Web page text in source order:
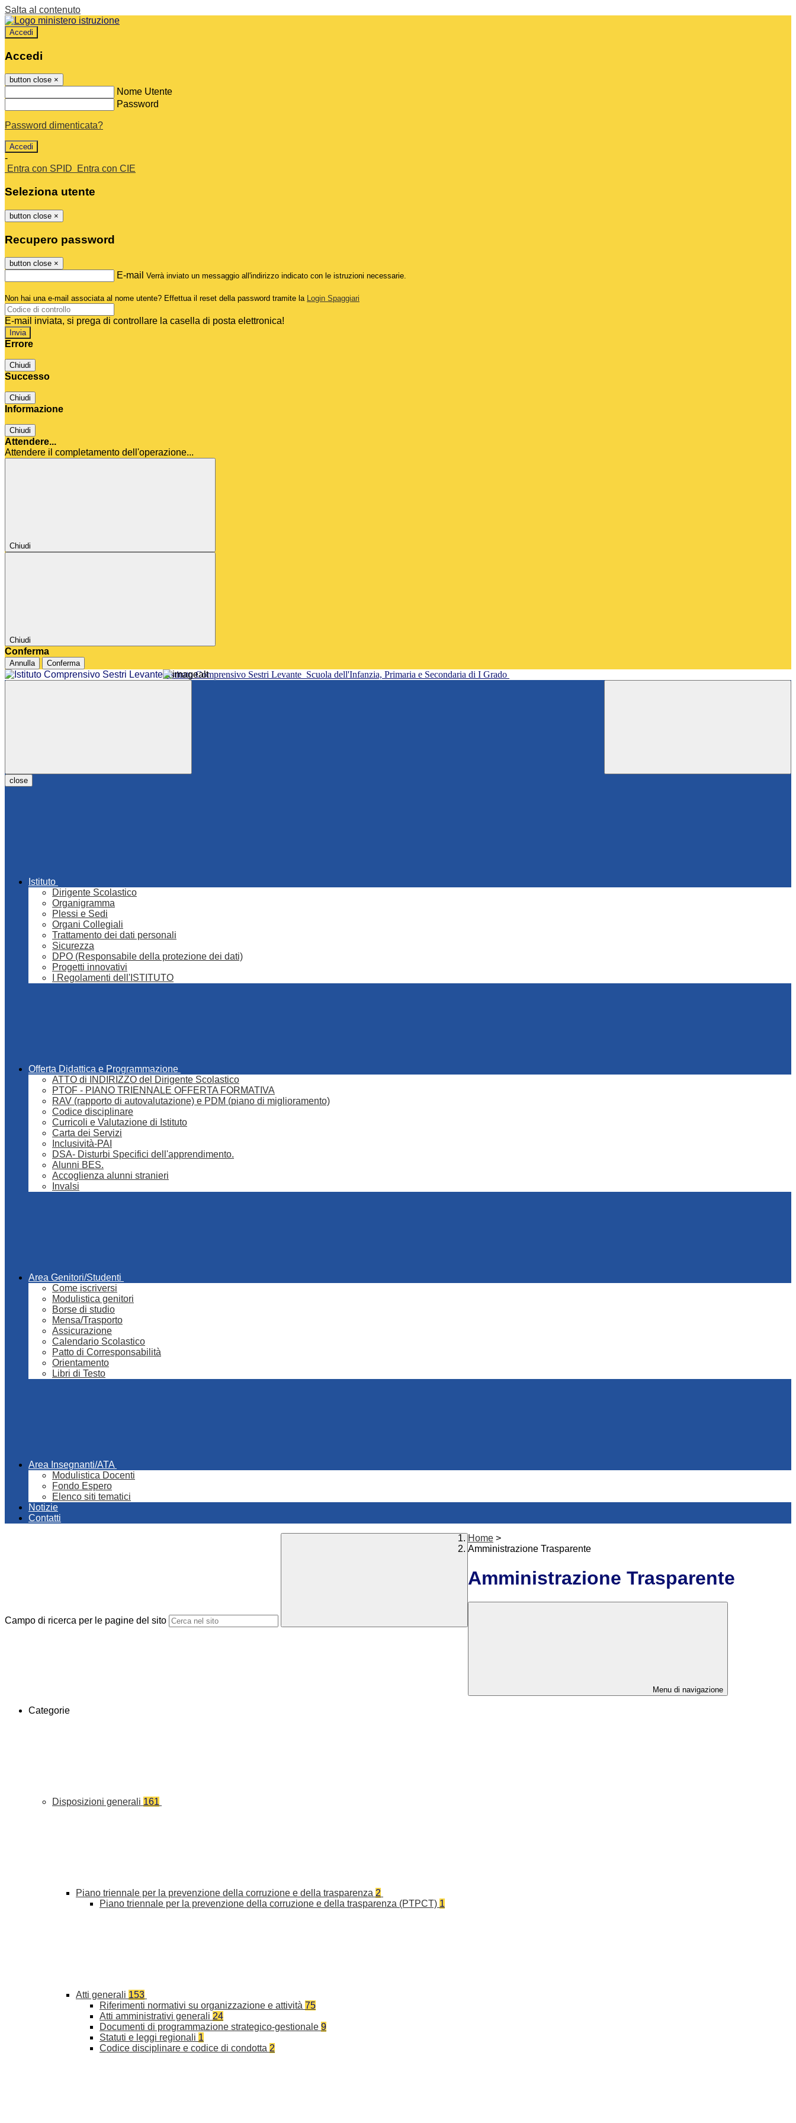
Salta al contenuto
Accedi
Accedi
button close ×
Nome Utente
Password
Password dimenticata?
-
Entra con SPID
Entra con CIE
Seleziona utente
button close ×
Recupero password
button close ×
E-mail Verrà inviato un messaggio all'indirizzo indicato con le istruzioni necessarie.
Non hai una e-mail associata al nome utente? Effettua il reset della password tramite la Login Spaggiari
E-mail inviata, si prega di controllare la casella di posta elettronica!
Errore
Chiudi
Successo
Chiudi
Informazione
Chiudi
Attendere...
Attendere il completamento dell'operazione...
Chiudi
Chiudi
Conferma
Annulla Conferma
Istituto Comprensivo Sestri Levante Scuola dell'Infanzia, Primaria e Secondaria di I Grado
close
Istituto
Dirigente Scolastico
Organigramma
Plessi e Sedi
Organi Collegiali
Trattamento dei dati personali
Sicurezza
DPO (Responsabile della protezione dei dati)
Progetti innovativi
I Regolamenti dell'ISTITUTO
Offerta Didattica e Programmazione
ATTO di INDIRIZZO del Dirigente Scolastico
PTOF - PIANO TRIENNALE OFFERTA FORMATIVA
RAV (rapporto di autovalutazione) e PDM (piano di miglioramento)
Codice disciplinare
Curricoli e Valutazione di Istituto
Carta dei Servizi
Inclusività-PAI
DSA- Disturbi Specifici dell'apprendimento.
Alunni BES.
Accoglienza alunni stranieri
Invalsi
Area Genitori/Studenti
Come iscriversi
Modulistica genitori
Borse di studio
Mensa/Trasporto
Assicurazione
Calendario Scolastico
Patto di Corresponsabilità
Orientamento
Libri di Testo
Area Insegnanti/ATA
Modulistica Docenti
Fondo Espero
Elenco siti tematici
Notizie
Contatti
Campo di ricerca per le pagine del sito
Home >
Amministrazione Trasparente
Amministrazione Trasparente
Menu di navigazione
Categorie
Disposizioni generali 161
Piano triennale per la prevenzione della corruzione e della trasparenza 2
Piano triennale per la prevenzione della corruzione e della trasparenza (PTPCT) 1
Atti generali 153
Riferimenti normativi su organizzazione e attività 75
Atti amministrativi generali 24
Documenti di programmazione strategico-gestionale 9
Statuti e leggi regionali 1
Codice disciplinare e codice di condotta 2